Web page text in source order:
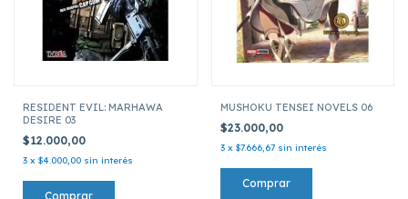
RESIDENT EVIL: MARHAWA
DESIRE 03
$12.000,00
3 x $4.000,00 sin interés
MUSHOKU TENSEI NOVELS 06
$23.000,00
3 x $7.666,67 sin interés